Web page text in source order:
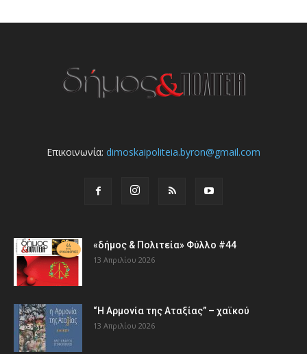
Επικοινωνία: dimoskaipoliteia.byron@gmail.com
«δήμος & Πολιτεία» Φύλλο #44
13 Απριλίου 2026
“Η Αρμονία της Αταξίας” – χαϊκού
13 Απριλίου 2026